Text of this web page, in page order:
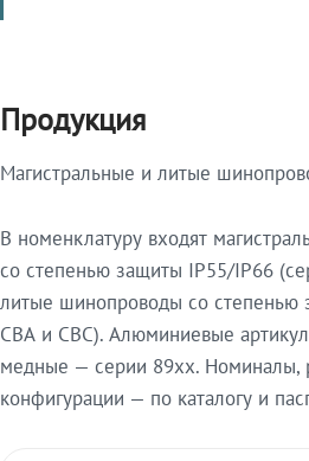
Продукция
Магистральные и литые
В номенклатуру входят
со степенью защиты IP55/IP66
литые шинопроводы со степенью
СВА и СВС). Алюминиевые
медные — серии 89xx. Номиналы,
конфигурации — по каталогу и